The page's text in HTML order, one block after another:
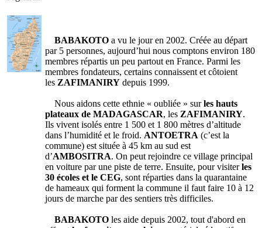
BABAKOTO a vu le jour en 2002. Créée au départ
par 5 personnes, aujourd’hui nous comptons environ 180
membres répartis un peu partout en France. Parmi les
membres fondateurs, certains connaissent et côtoient
les ZAFIMANIRY depuis 1999.
Nous aidons cette ethnie « oubliée » surles hauts
plateaux de MADAGASCAR, les ZAFIMANIRY.
Ils vivent isolés entre 1 500 et 1 800 mètres d’altitude
dans l’humidité et le froid. ANTOETRA (c’est la
commune) est située à 45 km au sud est
d’AMBOSITRA. On peut rejoindre ce village principal
en voiture par une piste de terre. Ensuite, pour visiterles
30 écoles et le CEG, sont réparties dans la quarantaine
de hameaux qui forment la commune il faut faire 10 à 12
jours de marche par des sentiers très difficiles.
BABAKOTO les aide depuis 2002, tout d'abord en